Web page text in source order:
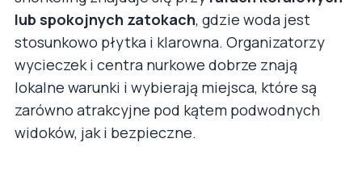
lub spokojnych zatokach, gdzie woda jest
stosunkowo płytka i klarowna. Organizatorzy
wycieczek i centra nurkowe dobrze znają
lokalne warunki i wybierają miejsca, które są
zarówno atrakcyjne pod kątem podwodnych
widoków, jak i bezpieczne.